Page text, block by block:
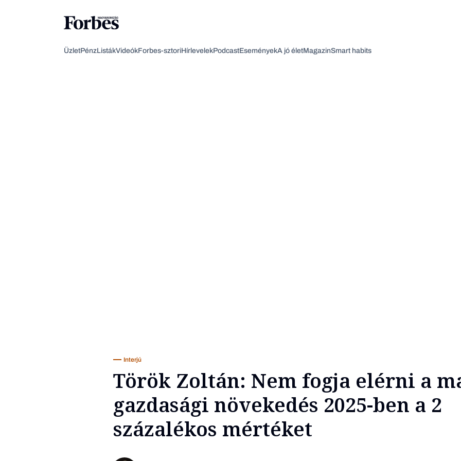
ÜzletPénzListákVideókForbes-sztoriHírlevelekPodcastEseményekA jó életMagazinSmart habits
Interjú
Török Zoltán: Nem fogja elérni a
gazdasági növekedés 2025-ben a 2
százalékos mértéket